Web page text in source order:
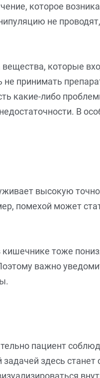
которое
не
которые
принимать
какие-либо
В
высокую
помехой может
тоже
важно
пациент
задачей здесь